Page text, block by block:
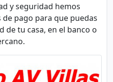
y seguridad hemos
pago para que puedas
de tu casa, en el banco o